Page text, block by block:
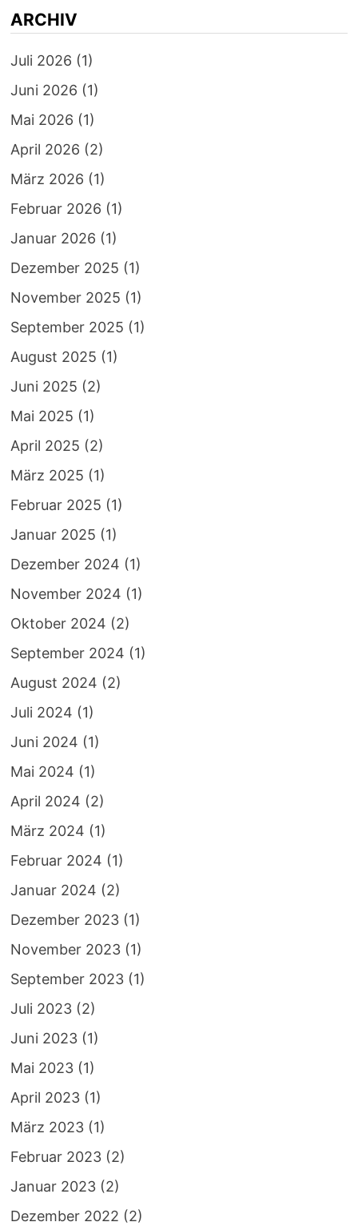
ARCHIV
Juli 2026 (1)
Juni 2026 (1)
Mai 2026 (1)
April 2026 (2)
März 2026 (1)
Februar 2026 (1)
Januar 2026 (1)
Dezember 2025 (1)
November 2025 (1)
September 2025 (1)
August 2025 (1)
Juni 2025 (2)
Mai 2025 (1)
April 2025 (2)
März 2025 (1)
Februar 2025 (1)
Januar 2025 (1)
Dezember 2024 (1)
November 2024 (1)
Oktober 2024 (2)
September 2024 (1)
August 2024 (2)
Juli 2024 (1)
Juni 2024 (1)
Mai 2024 (1)
April 2024 (2)
März 2024 (1)
Februar 2024 (1)
Januar 2024 (2)
Dezember 2023(1)
November 2023(1)
September 2023(1)
Juli 2023(2)
Juni 2023(1)
Mai 2023(1)
April 2023(1)
März 2023(1)
Februar 2023(2)
Januar 2023(2)
Dezember 2022 (2)